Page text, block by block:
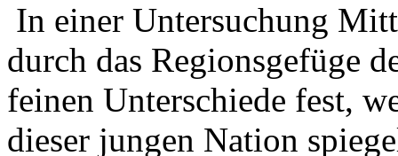
In einer Untersuchung
durch das Regionsgefüge
feinen Unterschiede fest,
dieser jungen Nation